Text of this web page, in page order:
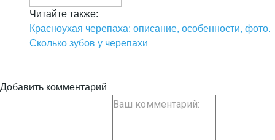
Читайте также:
Красноухая черепаха: описание, особенности, фото.
Сколько зубов у черепахи
Добавить комментарий